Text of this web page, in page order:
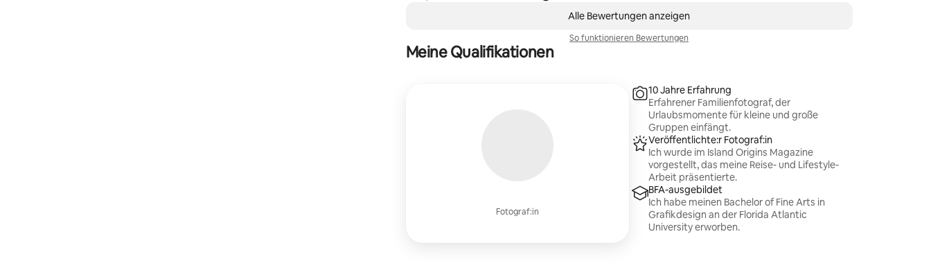
Alle Bewertungen anzeigen
So funktionieren Bewertungen
Meine Qualifikationen
Fotograf:in
10 Jahre Erfahrung
Erfahrener Familienfotograf, der
Urlaubsmomente für kleine und große
Gruppen einfängt.
Veröffentlichte:r Fotograf:in
Ich wurde im Island Origins Magazine
vorgestellt, das meine Reise- und Lifestyle-
Arbeit präsentierte.
BFA-ausgebildet
Ich habe meinen Bachelor of Fine Arts in
Grafikdesign an der Florida Atlantic
University erworben.